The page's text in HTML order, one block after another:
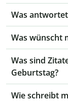
Was
Was wünscht
Was sind
Geburtstag?
Wie schreibt